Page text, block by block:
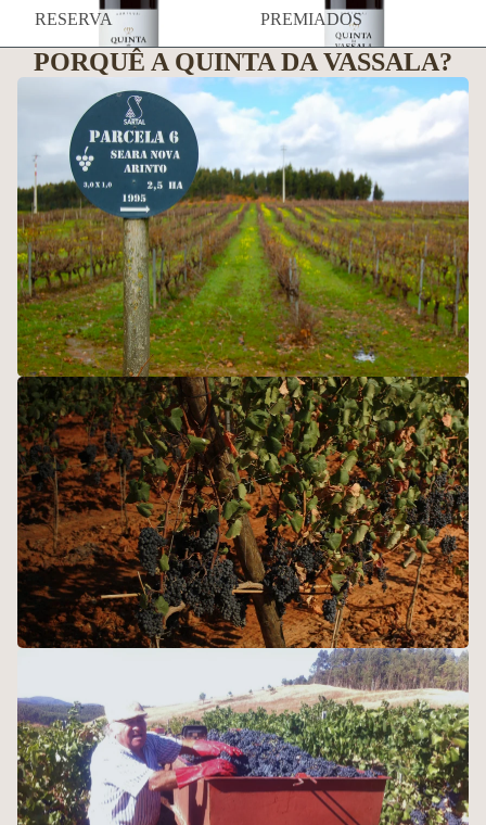
RESERVA
PREMIADOS
PORQUÊ A QUINTA DA VASSALA?